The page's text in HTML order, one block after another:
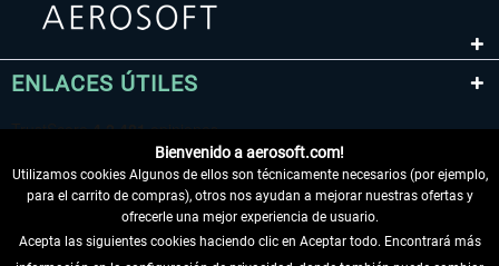
ENLACES ÚTILES
Bienvenido a aerosoft.com!
Utilizamos cookies Algunos de ellos son técnicamente necesarios (por ejemplo,
para el carrito de compras), otros nos ayudan a mejorar nuestras ofertas y
ofrecerle una mejor experiencia de usuario.
Acepta las siguientes cookies haciendo clic en Aceptar todo. Encontrará más